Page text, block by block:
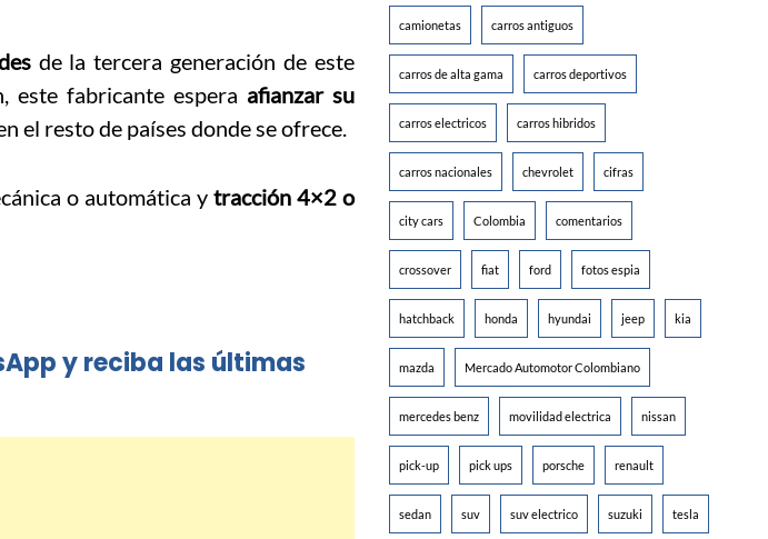
de la tercera generación de este
este fabricante espera afianzar su
el resto de países donde se ofrece.
o automática y tracción 4×2 o
y reciba las últimas
camionetas carros antiguos
carros de alta gama carros deportivos
carros electricos carros hibridos
carros nacionales chevrolet cifras
city cars Colombia comentarios
crossover fiat ford fotos espia
hatchback honda hyundai jeep kia
mazda Mercado Automotor Colombiano
mercedes benz movilidad electrica nissan
pick-up pick ups porsche renault
sedan suv suv electrico suzuki tesla